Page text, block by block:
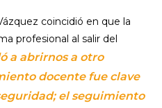
coincidió en que la
profesional al salir del
a abrirnos a otro
docente fue clave
el seguimiento